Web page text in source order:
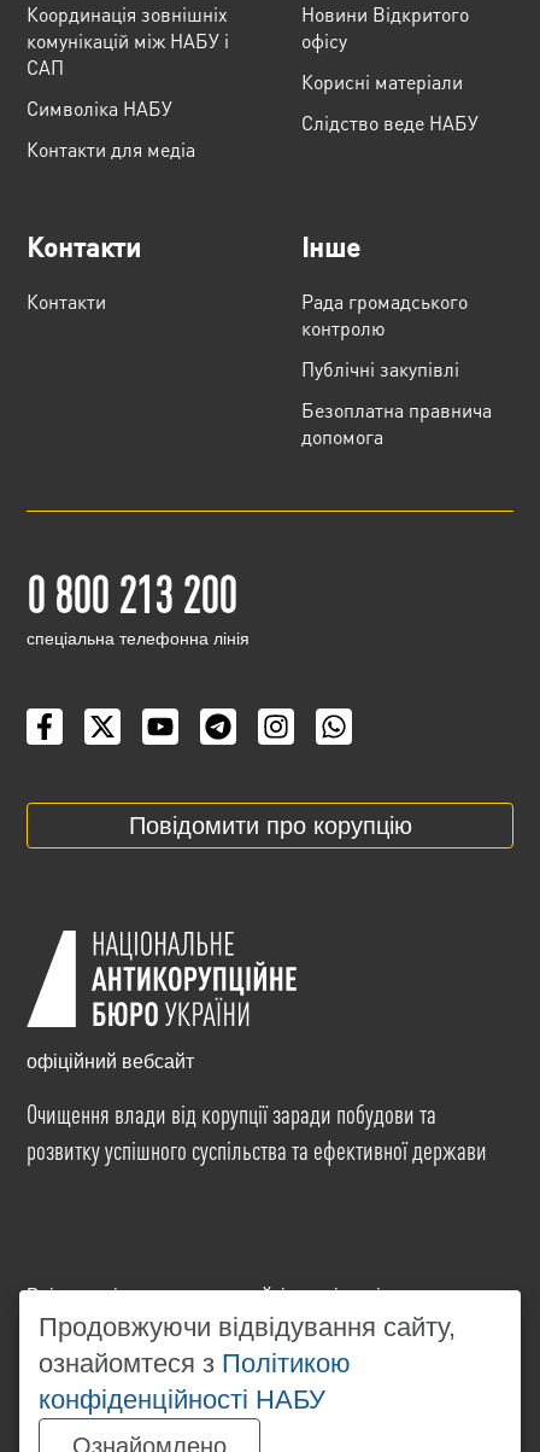
Координація зовнішніх
комунікацій між НАБУ і
САП
Cимволіка НАБУ
Контакти для медіа
Новини Відкритого
офісу
Корисні матеріали
Слідство веде НАБУ
Контакти
Контакти
Інше
Рада громадського
контролю
Публічні закупівлі
Безоплатна правнича
допомога
0 800 213 200
cпеціальна телефонна лінія
Повідомити про корупцію
офіційний вебсайт
Очищення влади від корупції заради побудови та
розвитку успішного суспільства та ефективної держави
Всі матеріали на цьому сайті розміщені на умовах
ліцензіїCreative Commons Attribution-NonCommercial-
NoDerivatives 4.0 International. Використання будь-
яких матеріалів, розміщених на сайті, дозволяється
за умови посилання наwww.nabu.gov.ua
незалежності від повного або часткового
Продовжуючи відвідування сайту,
ознайомтеся з Політикою
конфіденційності НАБУ
Ознайомлено